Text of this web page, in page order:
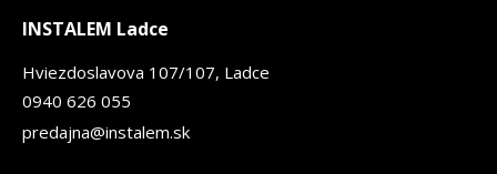
INSTALEM Ladce
Hviezdoslavova 107/107, Ladce
0940 626 055
predajna@instalem.sk